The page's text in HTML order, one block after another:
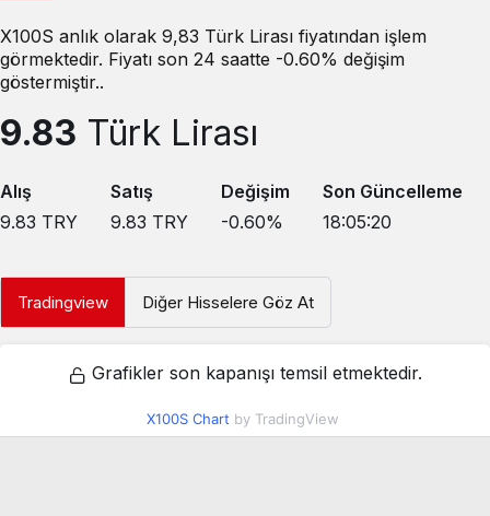
X100S anlık olarak 9,83 Türk Lirası fiyatından işlem
görmektedir. Fiyatı son 24 saatte -0.60% değişim
göstermiştir..
9.83 Türk Lirası
Alış
9.83 TRY
Satış
9.83 TRY
Değişim
-0.60%
Son Güncelleme
18:05:20
Tradingview Diğer Hisselere Göz At
Grafikler son kapanışı temsil etmektedir.
X100S Chart by TradingView